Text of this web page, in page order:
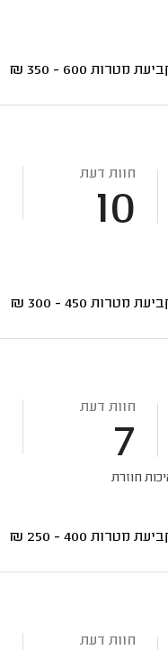
מטרות 600 - 350
₪
חוות דעת
10
מטרות 450 - 300
₪
חוות דעת
7
חוזרת
מטרות 400 - 250
₪
חוות דעת